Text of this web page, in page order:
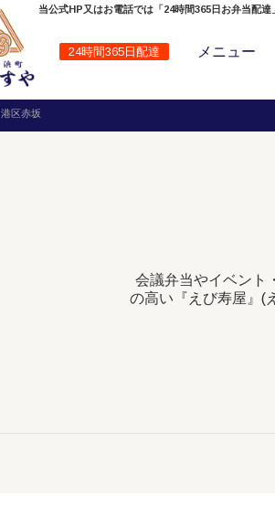
24時間365日配達 メニュー
当公式HP又はお電話では「24時間365日お弁当配達
港区赤坂
会議弁当やイベント
の高い『えび寿屋』(